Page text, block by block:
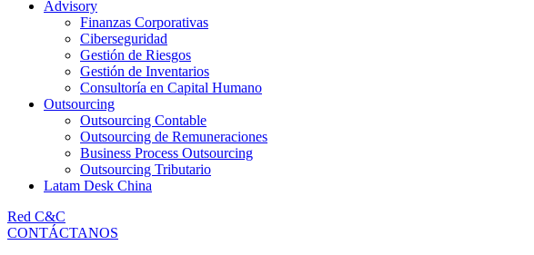
Advisory
Finanzas Corporativas
Ciberseguridad
Gestión de Riesgos
Gestión de Inventarios
Consultoría en Capital Humano
Outsourcing
Outsourcing Contable
Outsourcing de Remuneraciones
Business Process Outsourcing
Outsourcing Tributario
Latam Desk China
Red C&C
CONTÁCTANOS